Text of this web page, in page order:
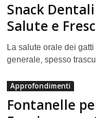
Snack
Salute e
La salute orale dei
generale, spesso
Approfondimenti
Fontanelle